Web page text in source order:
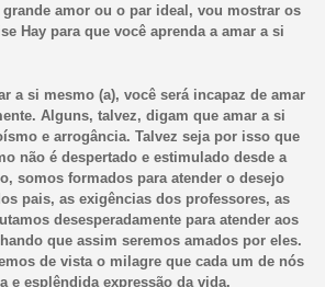
amor ou o par ideal, vou mostrar os
Hay para que você aprenda a amar a si
a si mesmo (a), você será incapaz de amar
Alguns, talvez, digam que amar a si
e arrogância. Talvez seja por isso que
não é despertado e estimulado desde a
somos formados para atender o desejo
pais, as exigências dos professores, as
desesperadamente para atender aos
que assim seremos amados por eles.
de vista o milagre que cada um de nós
e esplêndida expressão da vida.